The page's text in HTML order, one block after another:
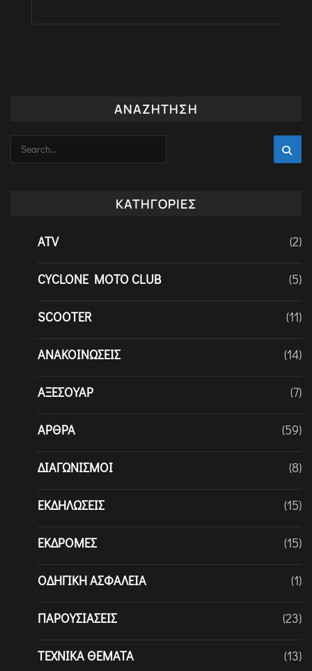
ΑΝΑΖΉΤΗΣΗ
ΚΑΤΗΓΟΡΊΕΣ
ATV (2)
CYCLONE MOTO CLUB (5)
SCOOTER (11)
ΑΝΑΚΟΙΝΏΣΕΙΣ (14)
ΑΞΕΣΟΥΆΡ (7)
ΆΡΘΡΑ (59)
ΔΙΑΓΩΝΙΣΜΟΊ (8)
ΕΚΔΗΛΏΣΕΙΣ (15)
ΕΚΔΡΟΜΈΣ (15)
ΟΔΗΓΙΚΉ ΑΣΦΆΛΕΙΑ (1)
ΠΑΡΟΥΣΙΆΣΕΙΣ (23)
ΤΕΧΝΙΚΆ ΘΈΜΑΤΑ (13)